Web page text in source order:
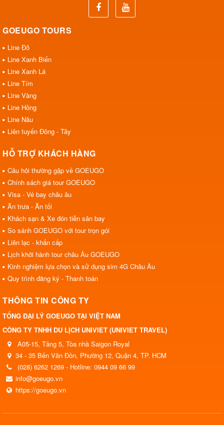
GOEUGO TOURS
Line Đỏ
Line Xanh Biển
Line Xanh Lá
Line Tím
Line Vàng
Line Hồng
Line Nâu
Liên tuyến Đông - Tây
HỖ TRỢ KHÁCH HÀNG
Câu hỏi thường gặp về GOEUGO
Chính sách giá tour GOEUGO
Visa - Vé bay châu âu
Ăn trưa - Ăn tối
Khách sạn & Xe đón tiễn sân bay
So sánh GOEUGO với tour trọn gói
Liên lạc - khẩn cấp
Lịch khởi hành tour châu Âu GOEUGO
Kinh nghiệm lựa chọn và sử dụng sim 4G Châu Âu
Quy trình đăng ký - Thanh toán
THÔNG TIN CÔNG TY
TỔNG ĐẠI LÝ GOEUGO TẠI VIỆT NAM
CÔNG TY TNHH DU LỊCH UNIVIET (UNIVIET TRAVEL)
A05-15, Tầng 5, Tòa nhà Saigon Royal
34 - 35 Bến Vân Đồn, Phường 12, Quận 4, TP. HCM
(028) 6262 1269 - Hotline: 0944 09 66 99
info@goeugo.vn
https://goeugo.vn